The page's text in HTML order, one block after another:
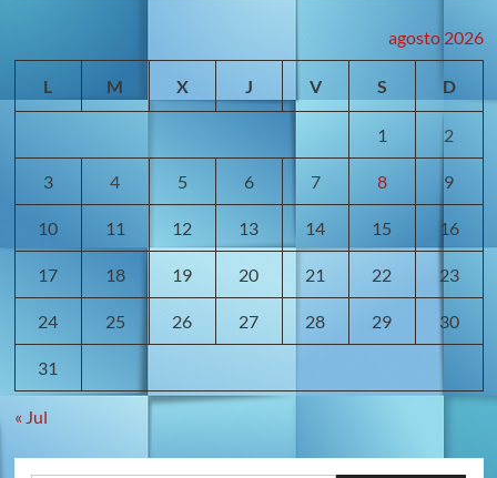
agosto 2026
L M X J V S D
1 2
3 4 5 6 7 8 9
10 11 12 13 14 15 16
17 18 19 20 21 22 23
24 25 26 27 28 29 30
31
« Jul